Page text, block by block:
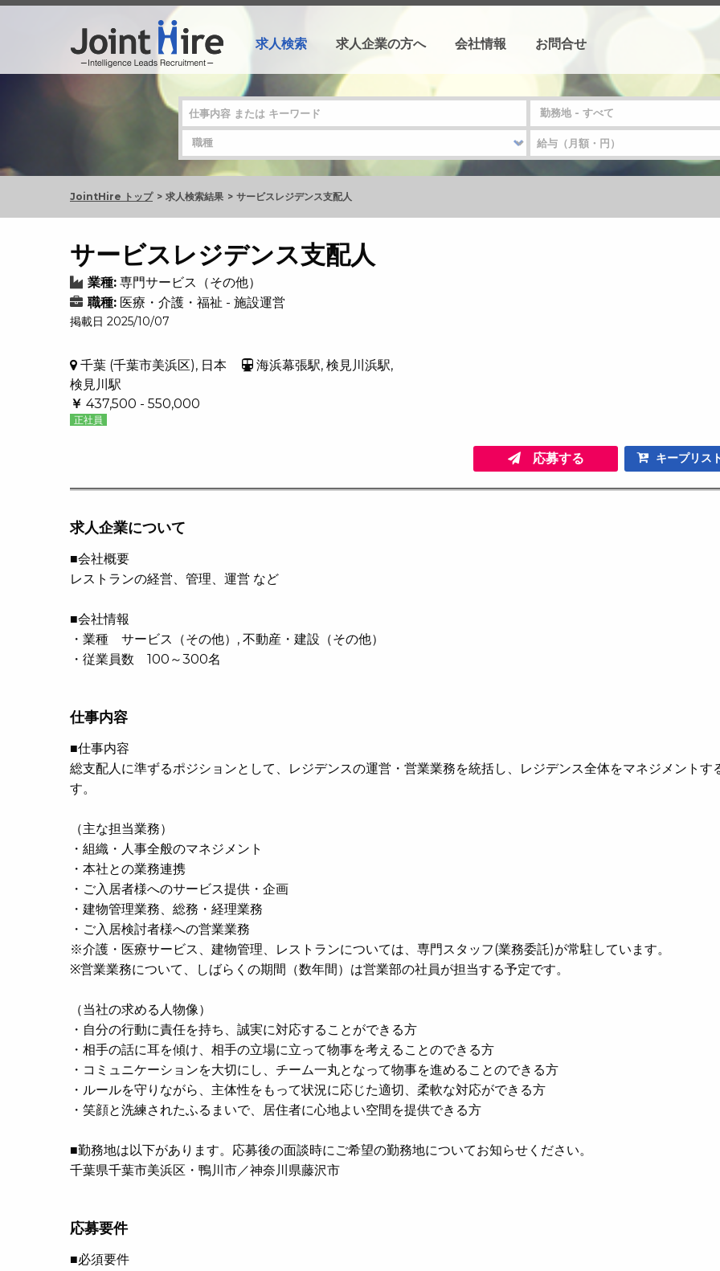
求人検索 求人企業の方へ 会社情報 お問合せ
JointHire トップ 求人検索結果 サービスレジデンス支配人
サービスレジデンス支配人
業種: 専門サービス（その他）
職種: 医療・介護・福祉 - 施設運営
掲載日 2025/10/07
千葉 (千葉市美浜区), 日本
海浜幕張駅, 検見川浜駅,
検見川駅
￥ 437,500 - 550,000
正社員
応募する キープリス
求人企業について
■会社概要
レストランの経営、管理、運営 など
■会社情報
・業種 サービス（その他）, 不動産・建設（その他）
・従業員数 100～300名
仕事内容
■仕事内容
総支配人に準ずるポジションとして、レジデンスの運営・営業業務を統括し、レジデンス全体をマネジメントす
す。
（主な担当業務）
・組織・人事全般のマネジメント
・本社との業務連携
・ご入居者様へのサービス提供・企画
・建物管理業務、総務・経理業務
・ご入居検討者様への営業業務
※介護・医療サービス、建物管理、レストランについては、専門スタッフ(業務委託)が常駐しています。
※営業業務について、しばらくの期間（数年間）は営業部の社員が担当する予定です。
（当社の求める人物像）
・自分の行動に責任を持ち、誠実に対応することができる方
・相手の話に耳を傾け、相手の立場に立って物事を考えることのできる方
・コミュニケーションを大切にし、チーム一丸となって物事を進めることのできる方
・ルールを守りながら、主体性をもって状況に応じた適切、柔軟な対応ができる方
・笑顔と洗練されたふるまいで、居住者に心地よい空間を提供できる方
■勤務地は以下があります。応募後の面談時にご希望の勤務地についてお知らせください。
千葉県千葉市美浜区・鴨川市／神奈川県藤沢市
応募要件
■必須要件